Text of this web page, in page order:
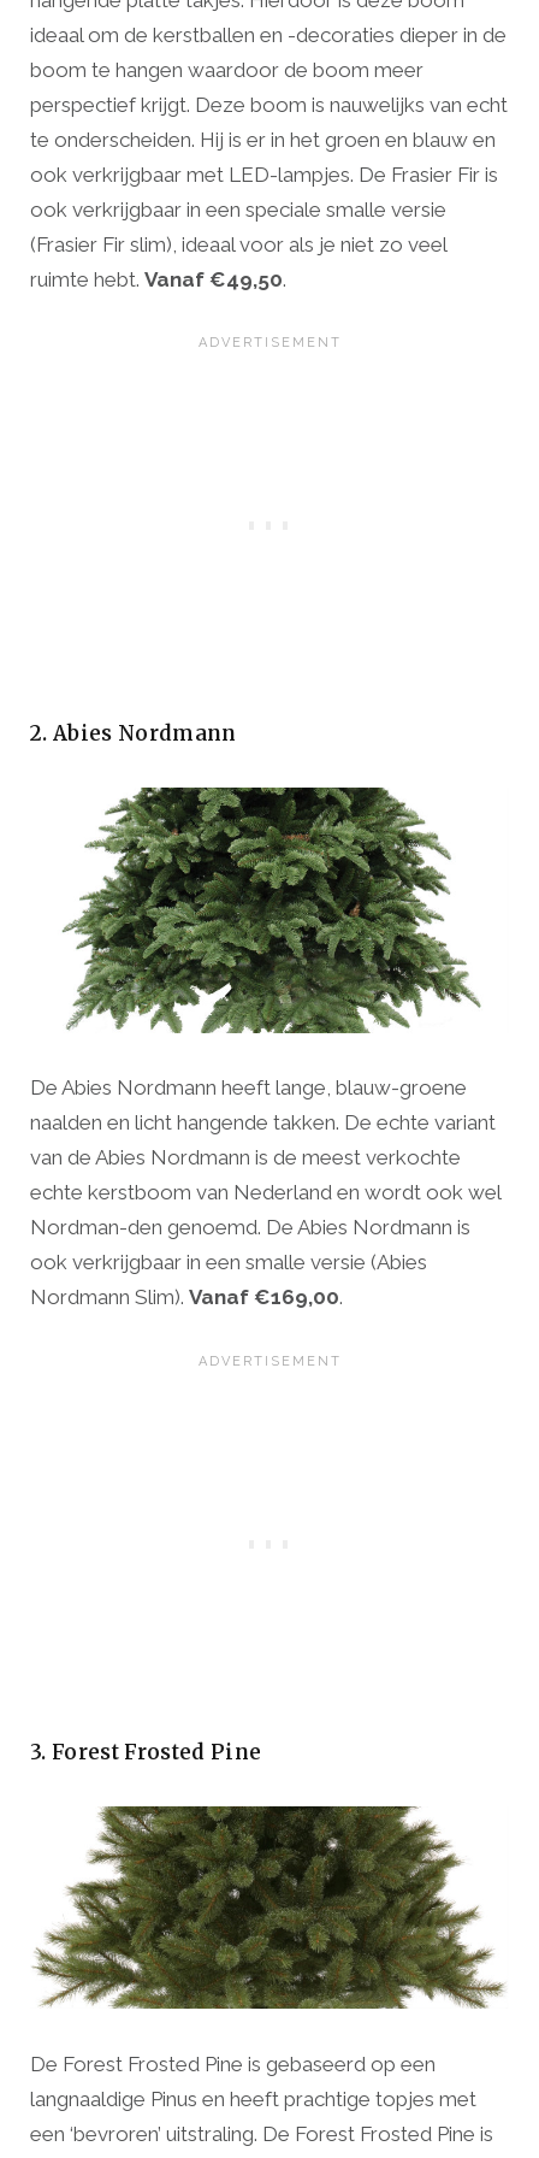
ideaal om de kerstballen en -decoraties dieper in de
boom te hangen waardoor de boom meer
perspectief krijgt. Deze boom is nauwelijks van echt
te onderscheiden. Hij is er in het groen en blauw en
ook verkrijgbaar met LED-lampjes. De Frasier Fir is
ook verkrijgbaar in een speciale smalle versie
(Frasier Fir slim), ideaal voor als je niet zo veel
ruimte hebt. Vanaf €49,50.
2. Abies Nordmann
De Abies Nordmann heeft lange, blauw-groene
naalden en licht hangende takken. De echte variant
van de Abies Nordmann is de meest verkochte
echte kerstboom van Nederland en wordt ook wel
Nordman-den genoemd. De Abies Nordmann is
ook verkrijgbaar in een smalle versie (Abies
Nordmann Slim). Vanaf €169,00.
3. Forest Frosted Pine
De Forest Frosted Pine is gebaseerd op een
langnaaldige Pinus en heeft prachtige topjes met
een ‘bevroren’ uitstraling. De Forest Frosted Pine is